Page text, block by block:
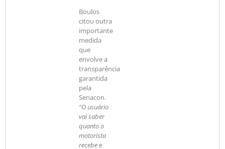
Boulos
citou outra
importante
medida
que
envolve a
transparência
garantida
pela
Senacon.
“O usuário
vai saber
quanto o
motorista
recebe e